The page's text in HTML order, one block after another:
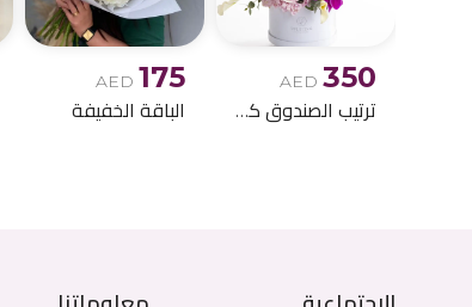
AED 350
ترتيب الصندوق كالا ليلي
AED 175
الباقة الخفيفة